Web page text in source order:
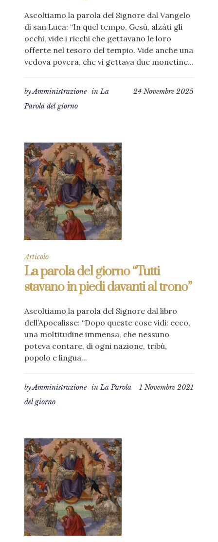
Ascoltiamo la parola del Signore dal Vangelo
di san Luca: “In quel tempo, Gesù, alzàti gli
occhi, vide i ricchi che gettavano le loro
offerte nel tesoro del tempio. Vide anche una
vedova povera, che vi gettava due monetine...
24 Novembre 2025
byAmministrazione inLa
Parola del giorno
Articolo
La parola del giorno “Tutti
stavano in piedi davanti al trono”
Ascoltiamo la parola del Signore dal libro
dell’Apocalisse: “Dopo queste cose vidi: ecco,
una moltitudine immensa, che nessuno
poteva contare, di ogni nazione, tribù,
popolo e lingua...
1 Novembre 2021
byAmministrazione inLa Parola
del giorno